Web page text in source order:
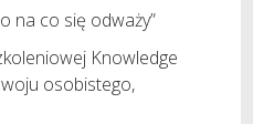
na co się odważy”
Knowledge
osobistego,